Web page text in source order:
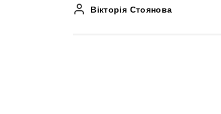
Вікторія Стоянова